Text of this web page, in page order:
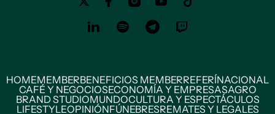
HOMEMEMBERBENEFICIOS MEMBERREFERÍNACIONAL
CAFÉ Y NEGOCIOSECONOMÍA Y EMPRESASAGRO
BRAND STUDIOMUNDOCULTURA Y ESPECTÁCULOS
LIFESTYLEOPINIÓNFÚNEBRESREMATES Y LEGALES